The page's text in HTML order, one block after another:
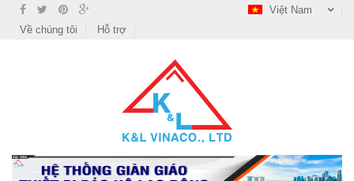
Việt Nam
Về chúng tôi
Hỗ trợ